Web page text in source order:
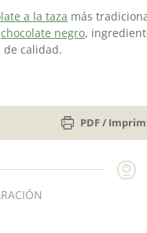
a la taza más
chocolate negro,
de calidad.
PDF /